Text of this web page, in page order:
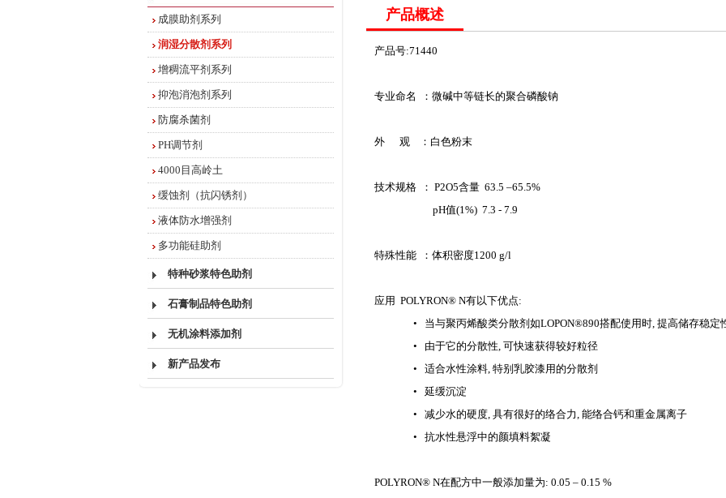
成膜助剂系列
润湿分散剂系列
增稠流平剂系列
抑泡消泡剂系列
防腐杀菌剂
PH调节剂
4000目高岭土
缓蚀剂（抗闪锈剂）
液体防水增强剂
多功能硅助剂
特种砂浆特色助剂
石膏制品特色助剂
无机涂料添加剂
新产品发布
产品概述
产品号:71440
专业命名 ：微碱中等链长的聚合磷酸钠
外 观 ：白色粉末
技术规格 ： P2O5含量 63.5 –65.5%
pH值(1%) 7.3 - 7.9
特殊性能 ：体积密度1200 g/l
应用 POLYRON® N有以下优点:
• 当与聚丙烯酸类分散剂如LOPON®890搭配使用时, 提高储存稳定
• 由于它的分散性, 可快速获得较好粒径
• 适合水性涂料, 特别乳胶漆用的分散剂
• 延缓沉淀
• 减少水的硬度, 具有很好的络合力, 能络合钙和重金属离子
• 抗水性悬浮中的颜填料絮凝
POLYRON® N在配方中一般添加量为: 0.05 – 0.15 %